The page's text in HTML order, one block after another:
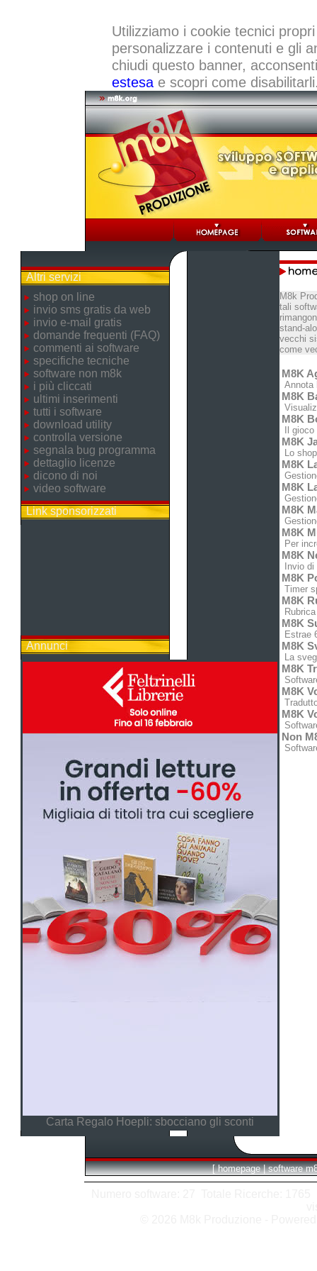
Utilizziamo i cookie tecnici
personalizzare i contenuti e gli
chiudi questo banner,
estesae scopri come
Altri servizi
shop on line
invio sms gratis da web
invio e-mail gratis
domande frequenti (FAQ)
commenti ai software
specifiche tecniche
software non m8k
i più cliccati
ultimi inserimenti
tutti i software
download utility
controlla versione
segnala bug programma
dettaglio licenze
dicono di noi
video software
Link sponsorizzati
Annunci
Carta Regalo Hoepli: sbocciano gli sconti
M8k
tali
stand-
vecchi
come
M8K
Annota
M8K
M8K
Il
M8K
Lo
M8K
M8K
M8K
M8K
Per
M8K
Invio
M8K
Timer
M8K
M8K
Estrae
M8K
La
M8K
M8K
M8K
Non
[ homepage | software